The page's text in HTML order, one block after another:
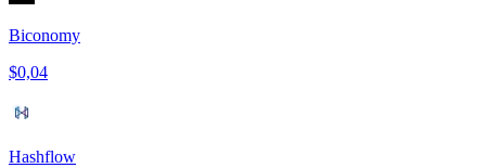
Biconomy
$0,04
Hashflow